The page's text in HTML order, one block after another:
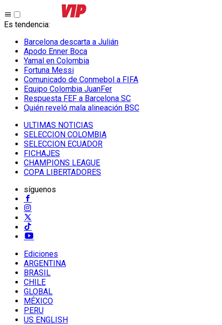
Es tendencia:
Barcelona descarta a Julián
Apodo Enner Boca
Yamal en Colombia
Fortuna Messi
Comunicado de Conmebol a FIFA
Equipo Colombia JuanFer
Respuesta FEF a Barcelona SC
Quién reveló mala alineación BSC
ULTIMAS NOTICIAS
SELECCION COLOMBIA
SELECCION ECUADOR
FICHAJES
CHAMPIONS LEAGUE
COPA LIBERTADORES
síguenos
Ediciones
ARGENTINA
BRASIL
CHILE
GLOBAL
MÉXICO
PERU
US ENGLISH